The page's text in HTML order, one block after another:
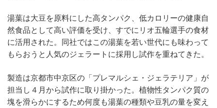
湯葉は大豆を原料にした高タンパク、低カロリーの健康自
然食品として高い評価を受け、すでにリオ五輪選手の食材
に活用された。同社ではこの湯葉を若い世代にも味わって
もらおうと人気のジェラートに採用し試作を重ねてきた。
製造は京都市中京区の「プレマルシェ・ジェラテリア」が
担当し４月から試作に取り掛かった。植物性タンパク質の
塊を滑らかにするため何度も湯葉の種類や豆乳の量を変え